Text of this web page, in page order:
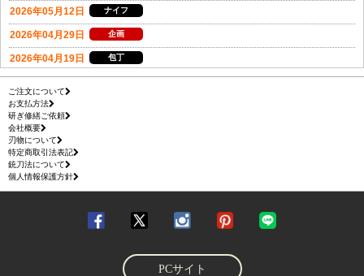
ご注文について
お支払方法
研ぎ修繕ご依頼
会社概要
刃物について
特定商取引法表記
銃刀法について
個人情報保護方針
PCサイト